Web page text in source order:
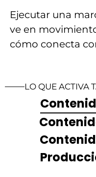
Ejecutar una
ve en
cómo conecta
LO QUE ACTIVA